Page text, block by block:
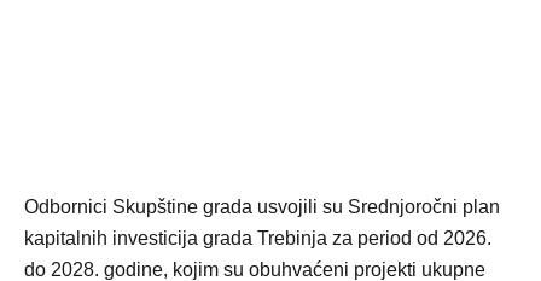
Odbornici Skupštine grada usvojili su Srednjoročni plan
kapitalnih investicija grada Trebinja za period od 2026.
do 2028. godine, kojim su obuhvaćeni projekti ukupne